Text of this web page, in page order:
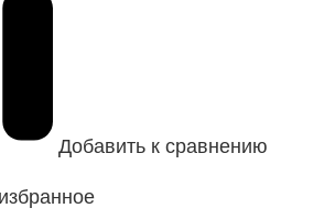
Добавить к сравнению